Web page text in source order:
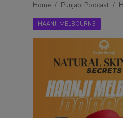
Punjabi Podcast
Kitaab Kahani
Home Punjabi Podcast
HAANJI MELBOURNE